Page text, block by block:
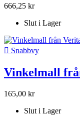
666,25 kr
Slut i Lager
 Snabbvy
Vinkelmall
165,00 kr
Slut i Lager